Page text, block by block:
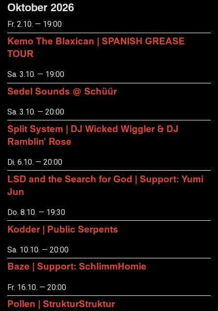
Oktober 2026
Fr. 2.10. — 19:00
Kemo The Blaxican | SPANISH GREASE
TOUR
Sa. 3.10. — 19:00
Sedel Sounds @ Schüür
Sa. 3.10. — 20:00
Split System | DJ Wicked Wiggler & DJ
Ramblin' Rose
Di. 6.10. — 20:00
LSD and the Search for God | Support: Yumi
Jun
Do. 8.10. — 19:30
Kodder | Public Serpents
Sa. 10.10. — 20:00
Baze | Support: SchlimmHomie
Fr. 16.10. — 20:00
Pollen | StrukturStruktur